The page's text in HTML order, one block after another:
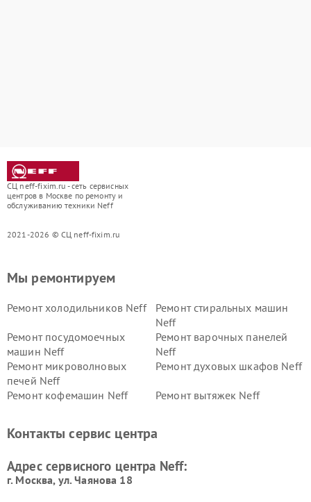
СЦ neff-fixim.ru - сеть сервисных
центров в Москве по ремонту и
обслуживанию техники Neff
2021-2026 © СЦ neff-fixim.ru
Мы ремонтируем
Ремонт холодильников Neff
Ремонт стиральных машин
Neff
Ремонт посудомоечных
машин Neff
Ремонт варочных панелей
Neff
Ремонт микроволновых
печей Neff
Ремонт духовых шкафов Neff
Ремонт кофемашин Neff Ремонт вытяжек Neff
Контакты сервис центра
Адрес сервисного центра Neff:
г. Москва, ул. Чаянова 18